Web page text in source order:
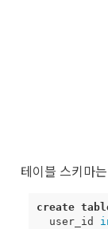
테이블 스키마
create
user_id